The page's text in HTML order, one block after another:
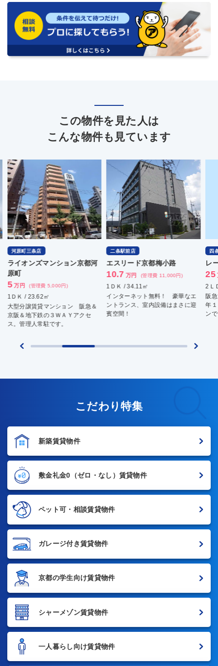
この物件を見た人は
こんな物件も見ています
原町三条店
オンズマンション京都河
円 (管理費 5,000円)
Ｋ / 23.62㎡
分譲賃貸マンション 阪急＆
＆地下鉄の３ＷＡＹアクセ
管理人常駐です。
二条駅前店
エスリード京都梅小路
10.7 万円 (管理費 11,000円)
1ＤＫ / 34.11㎡
インターネット無料！ 豪華なエ
ントランス、室内設備はまさに迎
賓空間！
四条烏丸
レーベ
万円
2ＬＤＫ
阪急河原
年１１月
ンです。
こだわり特集
新築賃貸物件
敷金礼金0 （ゼロ・なし）賃貸物件
ペット可・相談賃貸物件
ガレージ付き賃貸物件
京都の学生向け賃貸物件
シャーメゾン賃貸物件
一人暮らし向け賃貸物件